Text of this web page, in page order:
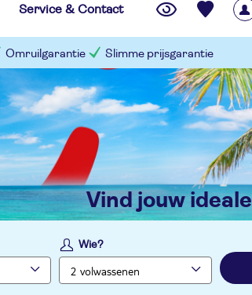
Service & Contact
Omruilgarantie Slimme prijsgarantie
vind jouw
Wie?